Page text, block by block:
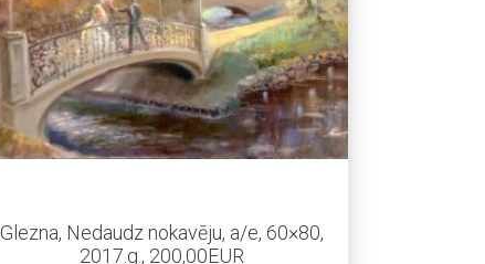
Glezna, Nedaudz nokavēju, a/e, 60×80,
2017.g., 200,00EUR